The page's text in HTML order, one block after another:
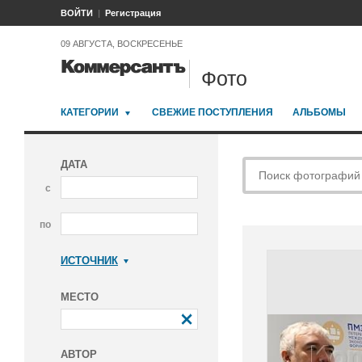
ВОЙТИ Регистрация
09 АВГУСТА, ВОСКРЕСЕНЬЕ
Фото
КАТЕГОРИИ СВЕЖИЕ ПОСТУПЛЕНИЯ АЛЬБОМЫ
ДАТА
с
по
ИСТОЧНИК
МЕСТО
АВТОР